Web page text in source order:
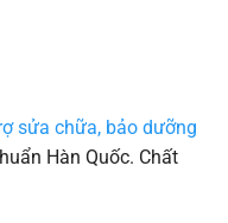
sửa chữa, bảo dưỡng
Hàn Quốc. Chất